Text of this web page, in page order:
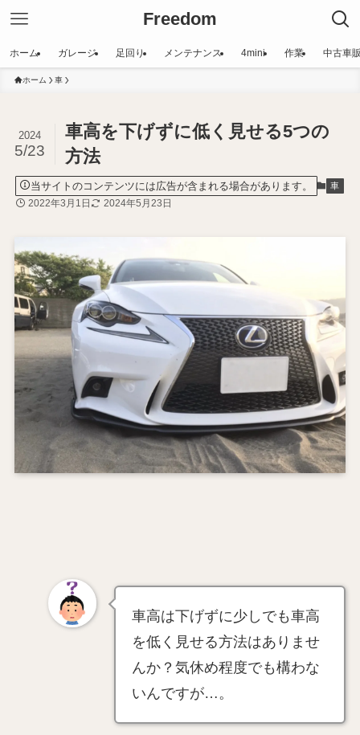
Freedom
ホーム ガレージ 足回り メンテナンス 4mini 作業 中古車
ホーム 車
車高を下げずに低く見せる5つの
方法
2024
5/23
当サイトのコンテンツには広告が含まれる場合があります。 車
2022年3月1日 2024年5月23日
車高は下げずに少しでも車高
を低く見せる方法はありませ
んか？気休め程度でも構わな
いんですが…。